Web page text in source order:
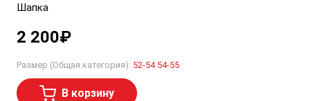
Шапка
2 200₽
Размер (Общая категория): 52-54 54-55
В корзину